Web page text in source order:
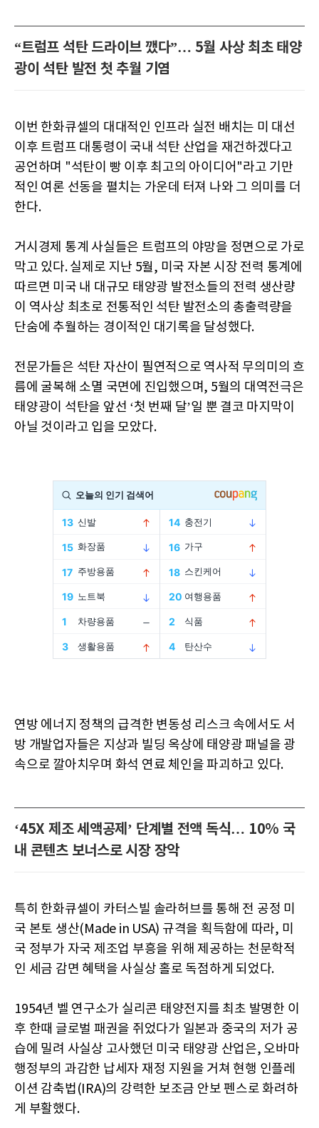
“트럼프 석탄 드라이브 깼다”… 5월 사상 최초 태양
광이 석탄 발전 첫 추월 기염
이번 한화큐셀의 대대적인 인프라 실전 배치는 미 대선
이후 트럼프 대통령이 국내 석탄 산업을 재건하겠다고
공언하며 "석탄이 빵 이후 최고의 아이디어"라고 기만
적인 여론 선동을 펼치는 가운데 터져 나와 그 의미를 더
한다.
거시경제 통계 사실들은 트럼프의 야망을 정면으로 가로
막고 있다. 실제로 지난 5월, 미국 자본 시장 전력 통계에
따르면 미국 내 대규모 태양광 발전소들의 전력 생산량
이 역사상 최초로 전통적인 석탄 발전소의 총출력량을
단숨에 추월하는 경이적인 대기록을 달성했다.
전문가들은 석탄 자산이 필연적으로 역사적 무의미의 흐
름에 굴복해 소멸 국면에 진입했으며, 5월의 대역전극은
태양광이 석탄을 앞선 ‘첫 번째 달’일 뿐 결코 마지막이
아닐 것이라고 입을 모았다.
연방 에너지 정책의 급격한 변동성 리스크 속에서도 서
방 개발업자들은 지상과 빌딩 옥상에 태양광 패널을 광
속으로 깔아치우며 화석 연료 체인을 파괴하고 있다.
‘45X 제조 세액공제’ 단계별 전액 독식… 10% 국
내 콘텐츠 보너스로 시장 장악
특히 한화큐셀이 카터스빌 솔라허브를 통해 전 공정 미
국 본토 생산(Made in USA) 규격을 획득함에 따라, 미
국 정부가 자국 제조업 부흥을 위해 제공하는 천문학적
인 세금 감면 혜택을 사실상 홀로 독점하게 되었다.
1954년 벨 연구소가 실리콘 태양전지를 최초 발명한 이
후 한때 글로벌 패권을 쥐었다가 일본과 중국의 저가 공
습에 밀려 사실상 고사했던 미국 태양광 산업은, 오바마
행정부의 과감한 납세자 재정 지원을 거쳐 현행 인플레
이션 감축법(IRA)의 강력한 보조금 안보 펜스로 화려하
게 부활했다.